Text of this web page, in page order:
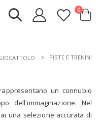
Cart
0elementi
PISTE E TRENINI
un connubio
dell'immaginazione. Nel
una selezione accurata di